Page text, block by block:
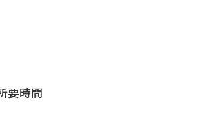
要時間